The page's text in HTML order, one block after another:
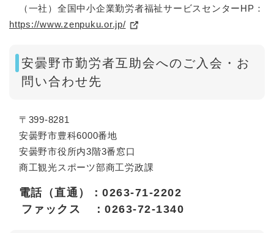
（一社）全国中小企業勤労者福祉サービスセンターHP：
https://www.zenpuku.or.jp/
安曇野市勤労者互助会へのご入会・お
問い合わせ先
〒399-8281
安曇野市豊科6000番地
安曇野市役所内3階3番窓口
商工観光スポーツ部商工労政課
電話（直通）：0263-71-2202
ファックス ：0263-72-1340